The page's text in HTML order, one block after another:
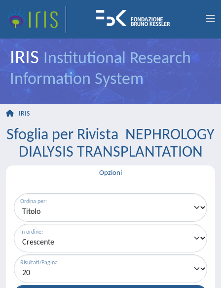
IRIS Institutional Research
Information System
IRIS
Sfoglia per Rivista NEPHROLOGY
DIALYSIS TRANSPLANTATION
Opzioni
Ordina per:
In ordine:
Risultati/Pagina